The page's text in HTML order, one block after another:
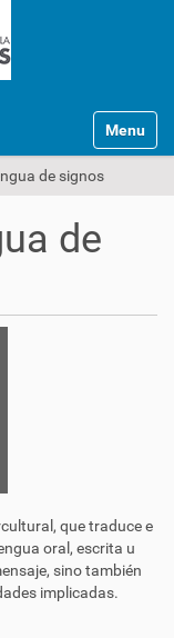
Mostrar/
de signos
de
que traduce e
oral, escrita u
sino también
implicadas.